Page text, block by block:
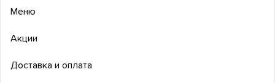
Меню
Акции
Доставка и оплата